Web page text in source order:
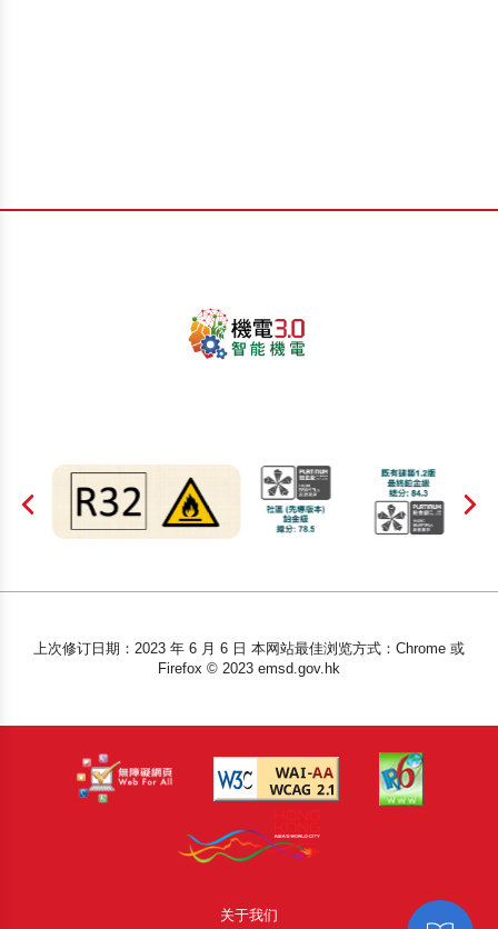
上次修订日期：2023 年 6 月 6 日 本网站最佳浏览方式：Chrome 或
Firefox © 2023 emsd.gov.hk
关于我们